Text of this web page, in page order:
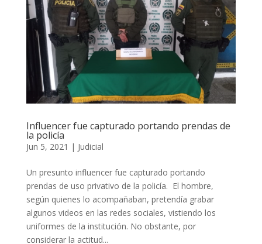
Influencer fue capturado portando prendas de
la policía
Jun 5, 2021 | Judicial
Un presunto influencer fue capturado portando
prendas de uso privativo de la policía. El hombre,
según quienes lo acompañaban, pretendía grabar
algunos videos en las redes sociales, vistiendo los
uniformes de la institución. No obstante, por
considerar la actitud...